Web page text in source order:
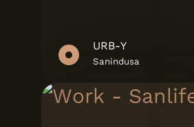
URB-Y
Sanindusa